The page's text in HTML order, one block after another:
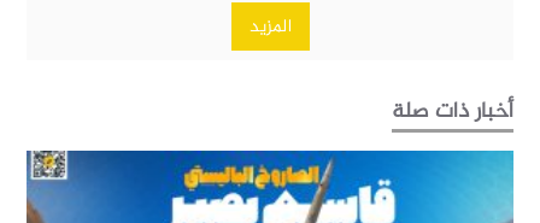
المزيد
أخبار ذات صلة